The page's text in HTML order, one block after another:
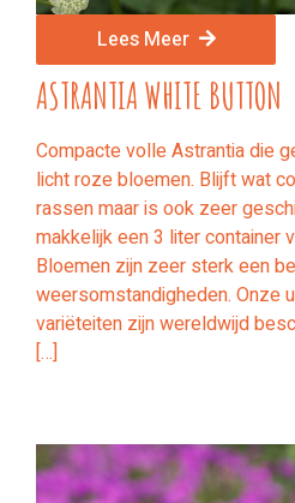
Lees Meer
ASTRANTIA WHITE BUTTON
Compacte volle Astrantia die
licht roze bloemen. Blijft wat
rassen maar is ook zeer
makkelijk een 3 liter container
Bloemen zijn zeer sterk een
weersomstandigheden. Onze
variëteiten zijn wereldwijd
[…]